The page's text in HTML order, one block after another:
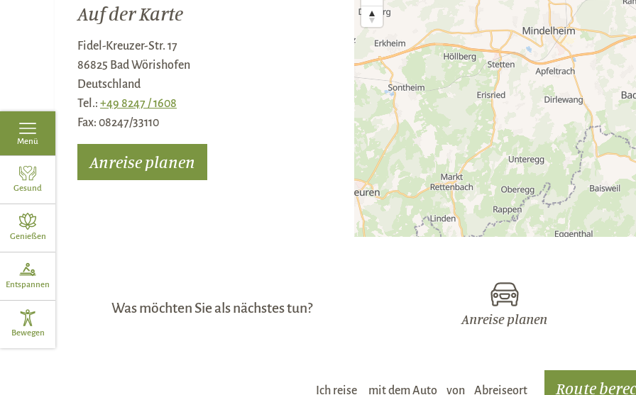
Menü
Gesund
Genießen
Entspannen
Bewegen
Auf der Karte
Fidel-Kreuzer-Str. 17
86825 Bad Wörishofen
Deutschland
Tel.: +49 8247 / 1608
Fax: 08247/33110
Anreise planen
Was möchten Sie als nächstes tun?
Anreise planen
Ich reise Verkehrsmittel: von Abreiseort: